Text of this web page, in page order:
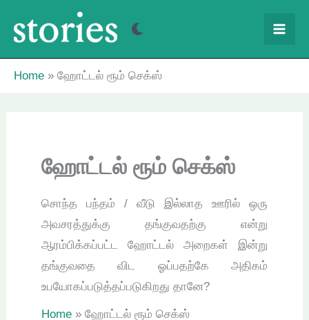
Home
ஹோட்டல் ரூம் செக்ஸ்
ஹோட்டல் ரூம் செக்ஸ்
சொந்த பந்தம் / வீடு இல்லாத ஊரில் ஒரு
அவசரத்துக்கு தங்குவதற்கு என்று
ஆரம்பிக்கப்பட்ட ஹோட்டல் அறைகள் இன்று
தங்குவதை விட ஓப்பதற்கே அதிகம்
உபயோகப்படுத்தப்படுகிறது தானே?
Home ஹோட்டல் ரூம் செக்ஸ்